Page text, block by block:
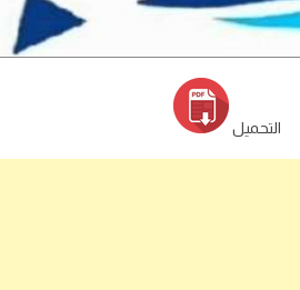
التحميل